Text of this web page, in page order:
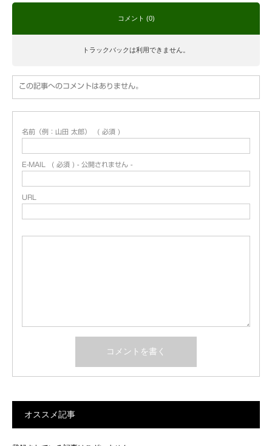
コメント (0)
トラックバックは利用できません。
この記事へのコメントはありません。
名前（例：山田 太郎） ( 必須 )
E-MAIL ( 必須 ) - 公開されません -
URL
オススメ記事